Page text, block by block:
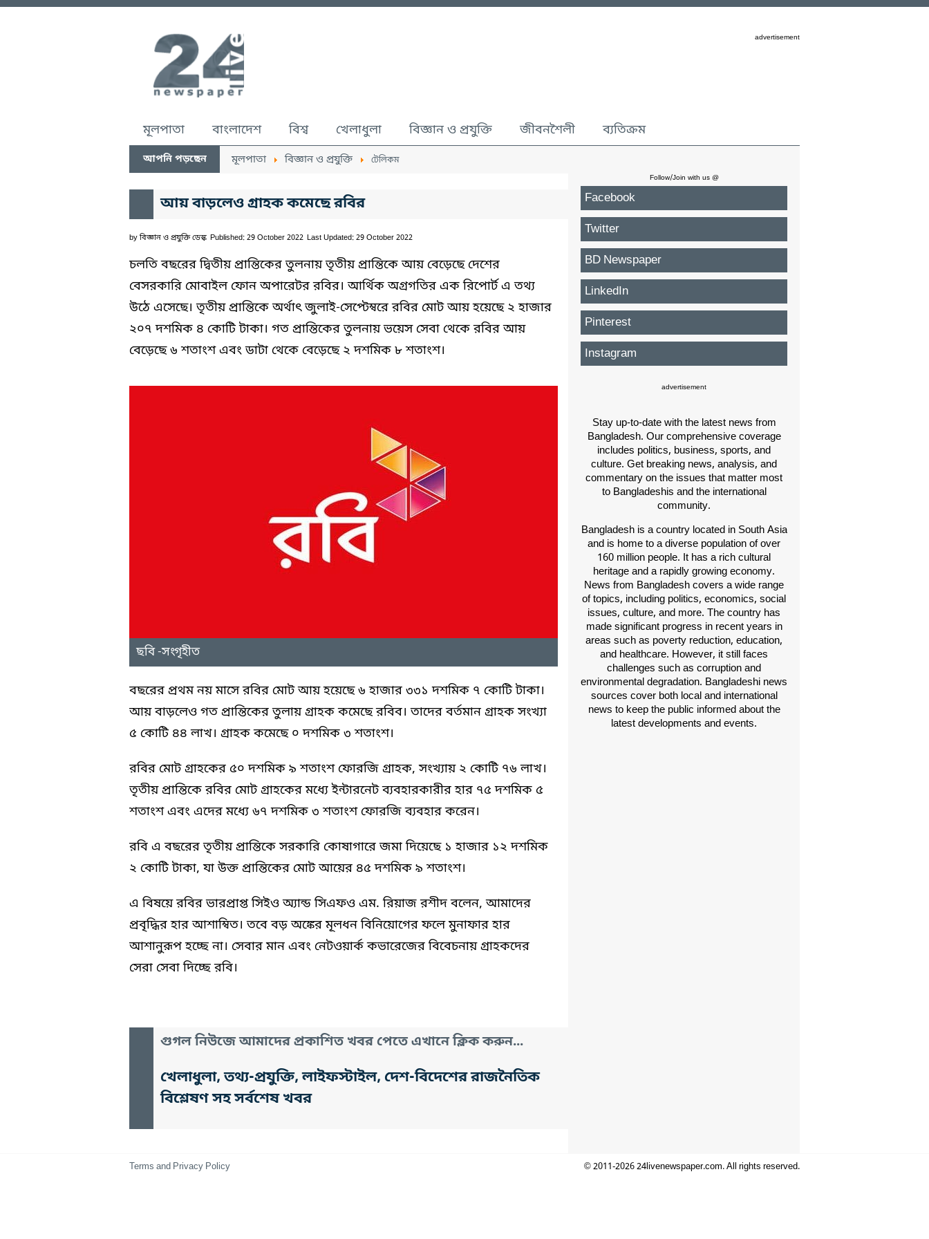
advertisement
মূলপাতা বাংলাদেশ বিশ্ব খেলাধুলা বিজ্ঞান ও প্রযুক্তি জীবনশৈলী ব্যতিক্রম
আপনি পড়ছেন মূলপাতা বিজ্ঞান ও প্রযুক্তি টেলিকম
আয় বাড়লেও গ্রাহক কমেছে রবির
by বিজ্ঞান ও প্রযুক্তি ডেস্ক Published: 29 October 2022 Last Updated: 29 October 2022
চলতি বছরের দ্বিতীয় প্রান্তিকের তুলনায় তৃতীয় প্রান্তিকে আয় বেড়েছে দেশের
বেসরকারি মোবাইল ফোন অপারেটর রবির। আর্থিক অগ্রগতির এক রিপোর্ট এ তথ্য
উঠে এসেছে। তৃতীয় প্রান্তিকে অর্থাৎ জুলাই-সেপ্টেম্বরে রবির মোট আয় হয়েছে ২ হাজার
২০৭ দশমিক ৪ কোটি টাকা। গত প্রান্তিকের তুলনায় ভয়েস সেবা থেকে রবির আয়
বেড়েছে ৬ শতাংশ এবং ডাটা থেকে বেড়েছে ২ দশমিক ৮ শতাংশ।
ছবি -সংগৃহীত
বছরের প্রথম নয় মাসে রবির মোট আয় হয়েছে ৬ হাজার ৩৩১ দশমিক ৭ কোটি টাকা।
আয় বাড়লেও গত প্রান্তিকের তুলায় গ্রাহক কমেছে রবিব। তাদের বর্তমান গ্রাহক সংখ্যা
৫ কোটি ৪৪ লাখ। গ্রাহক কমেছে ০ দশমিক ৩ শতাংশ।
রবির মোট গ্রাহকের ৫০ দশমিক ৯ শতাংশ ফোরজি গ্রাহক, সংখ্যায় ২ কোটি ৭৬ লাখ।
তৃতীয় প্রান্তিকে রবির মোট গ্রাহকের মধ্যে ইন্টারনেট ব্যবহারকারীর হার ৭৫ দশমিক ৫
শতাংশ এবং এদের মধ্যে ৬৭ দশমিক ৩ শতাংশ ফোরজি ব্যবহার করেন।
রবি এ বছরের তৃতীয় প্রান্তিকে সরকারি কোষাগারে জমা দিয়েছে ১ হাজার ১২ দশমিক
২ কোটি টাকা, যা উক্ত প্রান্তিকের মোট আয়ের ৪৫ দশমিক ৯ শতাংশ।
এ বিষয়ে রবির ভারপ্রাপ্ত সিইও অ্যান্ড সিএফও এম. রিয়াজ রশীদ বলেন, আমাদের
প্রবৃদ্ধির হার আশাম্বিত। তবে বড় অঙ্কের মূলধন বিনিয়োগের ফলে মুনাফার হার
আশানুরূপ হচ্ছে না। সেবার মান এবং নেটওয়ার্ক কভারেজের বিবেচনায় গ্রাহকদের
সেরা সেবা দিচ্ছে রবি।
গুগল নিউজে আমাদের প্রকাশিত খবর পেতে এখানে ক্লিক করুন...
খেলাধুলা, তথ্য-প্রযুক্তি, লাইফস্টাইল, দেশ-বিদেশের রাজনৈতিক
বিশ্লেষণ সহ সর্বশেষ খবর
Follow/Join with us @
Facebook
Twitter
BD Newspaper
LinkedIn
Pinterest
Instagram
advertisement
Stay up-to-date with the latest news from
Bangladesh. Our comprehensive coverage
includes politics, business, sports, and
culture. Get breaking news, analysis, and
commentary on the issues that matter most
to Bangladeshis and the international
community.
Bangladesh is a country located in South Asia
and is home to a diverse population of over
160 million people. It has a rich cultural
heritage and a rapidly growing economy.
News from Bangladesh covers a wide range
of topics, including politics, economics, social
issues, culture, and more. The country has
made significant progress in recent years in
areas such as poverty reduction, education,
and healthcare. However, it still faces
challenges such as corruption and
environmental degradation. Bangladeshi news
sources cover both local and international
news to keep the public informed about the
latest developments and events.
Terms and Privacy Policy © 2011-2026 24livenewspaper.com. All rights reserved.